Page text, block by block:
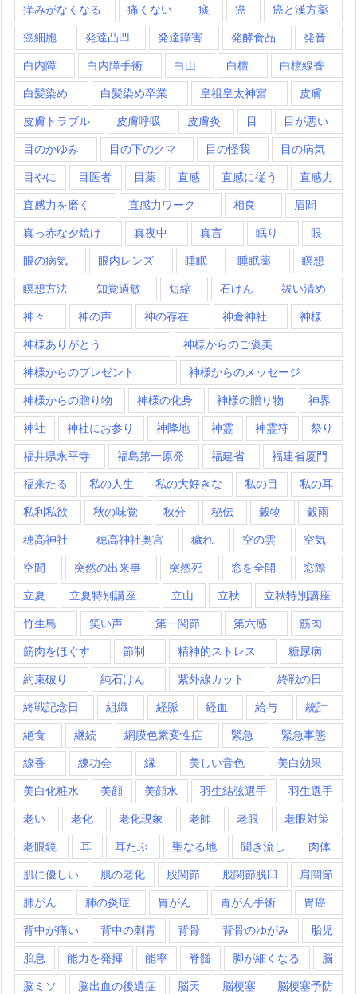
痒みがなくなる 痛くない 痰 癌 癌と漢方薬
癌細胞 発達凸凹 発達障害 発酵食品 発音
白内障 白内障手術 白山 白檀 白檀線香
白髪染め 白髪染め卒業 皇祖皇太神宮 皮膚
皮膚トラブル 皮膚呼吸 皮膚炎 目 目が悪い
目のかゆみ 目の下のクマ 目の怪我 目の病気
目やに 目医者 目薬 直感 直感に従う 直感力
直感力を磨く 直感力ワーク 相良 眉間
真っ赤な夕焼け 真夜中 真言 眠り 眼
眼の病気 眼内レンズ 睡眠 睡眠薬 瞑想
瞑想方法 知覚過敏 短縮 石けん 祓い清め
神々 神の声 神の存在 神倉神社 神様
神様ありがとう 神様からのご褒美
神様からのプレゼント 神様からのメッセージ
神様からの贈り物 神様の化身 神様の贈り物 神界
神社 神社にお参り 神降地 神霊 神霊符 祭り
福井県永平寺 福島第一原発 福建省 福建省厦門
福来たる 私の人生 私の大好きな 私の目 私の耳
私利私欲 秋の味覚 秋分 秘伝 穀物 穀雨
穂高神社 穂高神社奥宮 穢れ 空の雲 空気
空間 突然の出来事 突然死 窓を全開 窓際
立夏 立夏特別講座、 立山 立秋 立秋特別講座
竹生島 笑い声 第一関節 第六感 筋肉
筋肉をほぐす 節制 精神的ストレス 糖尿病
約束破り 純石けん 紫外線カット 終戦の日
終戦記念日 組織 経脈 経血 給与 統計
絶食 継続 網膜色素変性症 緊急 緊急事態
線香 練功会 縁 美しい音色 美白効果
美白化粧水 美顔 美顔水 羽生結弦選手 羽生選手
老い 老化 老化現象 老師 老眼 老眼対策
老眼鏡 耳 耳たぶ 聖なる地 聞き流し 肉体
肌に優しい 肌の老化 股関節 股関節脱臼 肩関節
肺がん 肺の炎症 胃がん 胃がん手術 胃癌
背中が痛い 背中の刺青 背骨 背骨のゆがみ 胎児
胎息 能力を発揮 能率 脊髄 脚が細くなる 脳
脳ミソ 脳出血の後遺症 脳天 脳梗塞 脳梗塞予防